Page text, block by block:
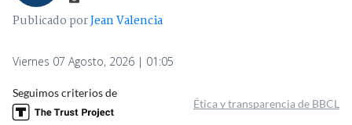
Publicado porJean Valencia
Viernes 07 Agosto, 2026 | 01:05
Seguimos criterios de
Ética y transparencia de BBCL